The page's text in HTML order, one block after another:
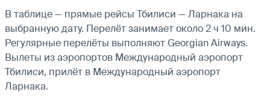
В таблице — прямые рейсы Тбилиси — Ларнака на
выбранную дату. Перелёт занимает около 2 ч 10 мин.
Регулярные перелёты выполняют Georgian Airways.
Вылеты из аэропортов Международный аэропорт
Тбилиси, прилёт в Международный аэропорт
Ларнака.